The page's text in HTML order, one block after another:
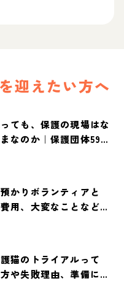
迎えたい方へ
ても、保護の現場はな
なのか｜保護団体59団
【保護犬・保護猫白書
預かりボランティアと
用、大変なことなど紹
猫のトライアルって
や失敗理由、準備に必